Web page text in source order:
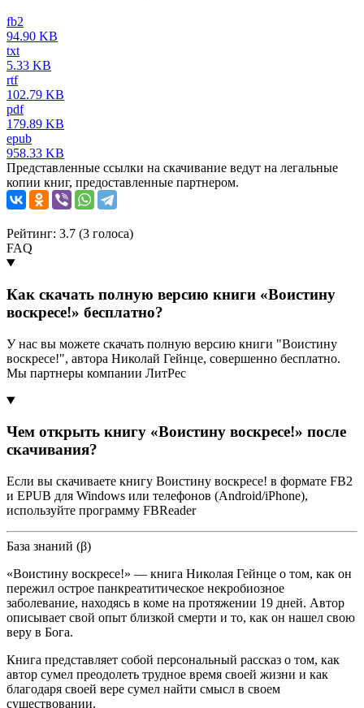
fb2
94.90 KB
txt
5.33 KB
rtf
102.79 KB
pdf
179.89 KB
epub
958.33 KB
Представленные ссылки на скачивание ведут на легальные
копии книг, предоставленные партнером.
Рейтинг: 3.7 (3 голоса)
FAQ
Как скачать полную версию книги «Воистину
воскресе!» бесплатно?
У нас вы можете скачать полную версию книги "Воистину
воскресе!", автора Николай Гейнце, совершенно бесплатно.
Мы партнеры компании ЛитРес
Чем открыть книгу «Воистину воскресе!» после
скачивания?
Если вы скачиваете книгу Воистину воскресе! в формате FB2
и EPUB для Windows или телефонов (Android/iPhone),
используйте программу FBReader
База знаний (β)
«Воистину воскресе!» — книга Николая Гейнце о том, как он
пережил острое панкреатитическое некробиозное
заболевание, находясь в коме на протяжении 19 дней. Автор
описывает свой опыт близкой смерти и то, как он нашел свою
веру в Бога.
Книга представляет собой персональный рассказ о том, как
автор сумел преодолеть трудное время своей жизни и как
благодаря своей вере сумел найти смысл в своем
существовании.